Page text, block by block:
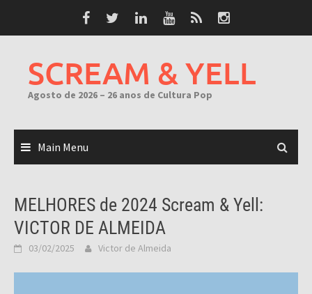
SCREAM & YELL
Agosto de 2026 – 26 anos de Cultura Pop
Main Menu
MELHORES de 2024 Scream & Yell:
VICTOR DE ALMEIDA
03/02/2025 Victor de Almeida